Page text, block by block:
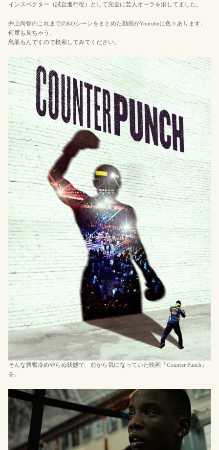
インスペクター（試合進行役）として完全に芸人オーラを消してました。
井上尚弥のこれまでのKOシーンをまとめた動画がYoutubeに色々あります。
何度も見ちゃう。
鳥肌もんですので検索してみてください。
そんな興奮冷めやらぬ状態で、前から気になっていた映画「Counter Punch」
を。